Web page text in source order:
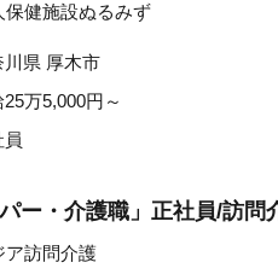
保健施設ぬるみず
川県 厚木市
25万5,000円～
員
パー・介護職」正社員/訪
ア訪問介護